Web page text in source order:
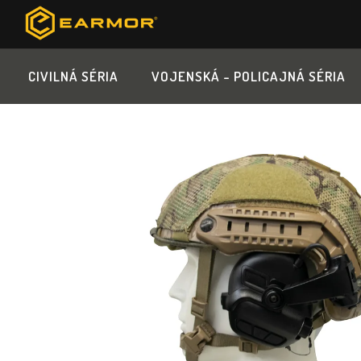
obsah
CIVILNÁ SÉRIA VOJENSKÁ - POLICAJNÁ SÉRIA